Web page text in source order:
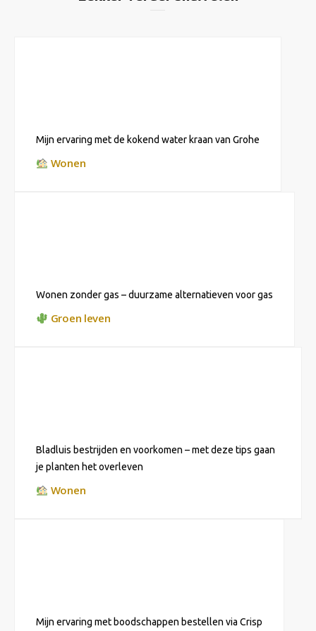
Mijn ervaring met de kokend water kraan van Grohe
Wonen
Wonen zonder gas – duurzame alternatieven voor gas
Groen leven
Bladluis bestrijden en voorkomen – met deze tips gaan
je planten het overleven
Wonen
Mijn ervaring met boodschappen bestellen via Crisp